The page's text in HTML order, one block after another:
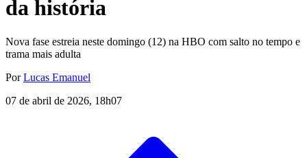
da história
Nova fase estreia neste domingo (12) na HBO com salto no tempo e
trama mais adulta
PorLucas Emanuel
07 de abril de 2026, 18h07